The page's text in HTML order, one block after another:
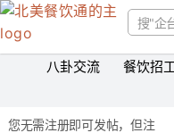
八卦交流 餐饮招
您无需注册即可发帖，但注